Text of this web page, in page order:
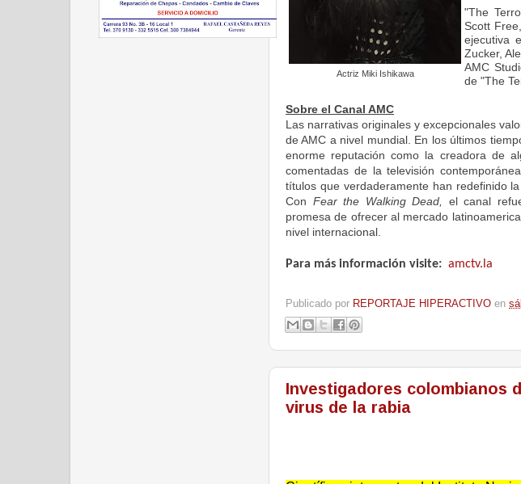
Actriz Miki Ishikawa
"The
Scott
ejecutiva
Zucker,
AMC
de "The
Sobre el Canal AMC
Las narrativas originales y excepcionales
de AMC a nivel mundial. En los últimos
enorme reputación como la creadora de
comentadas de la televisión
títulos que verdaderamente han redefinido
Con Fear the Walking Dead, el canal
promesa de ofrecer al mercado
nivel internacional.
Para más información visite: amctv.la
Publicado por REPORTAJE HIPERACTIVO en
Investigadores colombianos
virus de la rabia